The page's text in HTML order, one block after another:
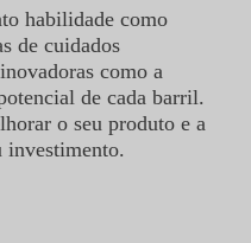
habilidade como
de cuidados
como a
de cada barril.
o seu produto e a
investimento.